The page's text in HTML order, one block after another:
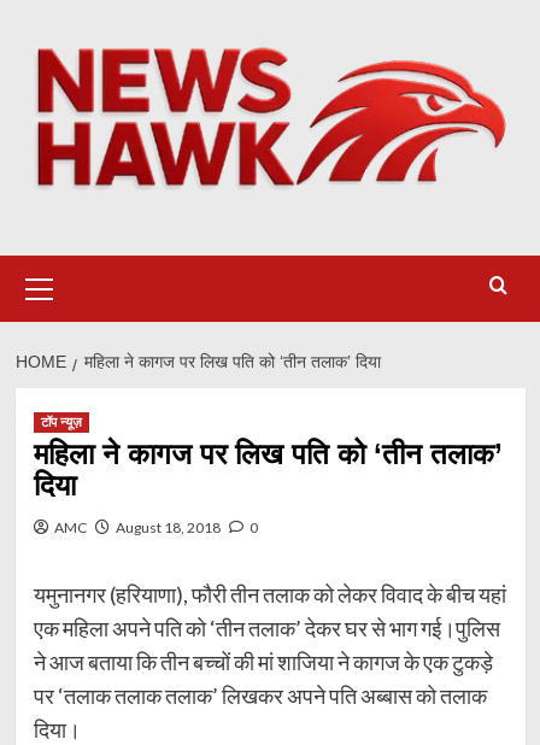
content
Menu
HOME महिला ने कागज पर लिख पति को ‘तीन तलाक’ दिया
टॉप न्यूज़
महिला ने कागज पर लिख पति को ‘तीन तलाक’
दिया
AMC August 18, 2018 0
यमुनानगर (हरियाणा), फौरी तीन तलाक को लेकर विवाद के बीच यहां
एक महिला अपने पति को ‘तीन तलाक’ देकर घर से भाग गई।पुलिस
ने आज बताया कि तीन बच्चों की मां शाजिया ने कागज के एक टुकड़े
पर ‘तलाक तलाक तलाक’ लिखकर अपने पति अब्बास को तलाक
दिया।